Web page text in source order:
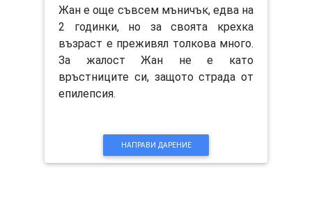
Жан е още съвсем мъничък, едва на
2 годинки, но за своята крехка
възраст е преживял толкова много.
За жалост Жан не е като
връстниците си, защото страда от
епилепсия.
НАПРАВИ ДАРЕНИЕ